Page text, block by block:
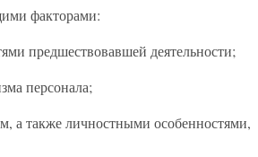
факторами:
предшествовавшей деятельности;
персонала;
а также личностными особенностями,